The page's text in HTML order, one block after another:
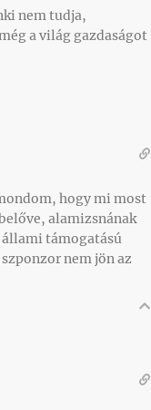
nem tudja,
a világ gazdaságot
hogy mi most
alamizsnának
támogatású
nem jön az